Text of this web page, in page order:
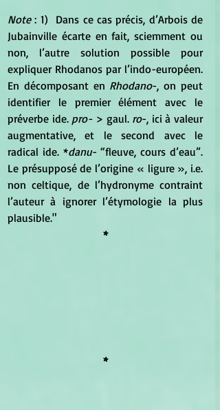
Note : 1)  Dans ce cas précis, d’Arbois de
Jubainville écarte en fait, sciemment ou
non, l’autre solution possible pour
expliquer Rhodanos par l’indo-européen.
En décomposant en Rhodano-, on peut
identifier le premier élément avec le
préverbe ide. pro- > gaul. ro-, ici à valeur
augmentative, et le second avec le
radical ide. *danu- “fleuve, cours d’eau”.
Le présupposé de l’origine « ligure », i.e.
non celtique, de l’hydronyme contraint
l’auteur à ignorer l’étymologie la plus
plausible."
*
*